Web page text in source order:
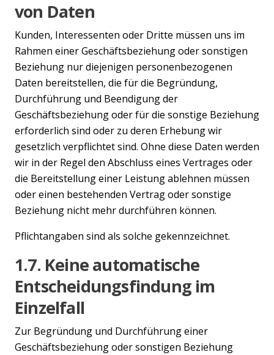
von Daten
Kunden, Interessenten oder Dritte müssen uns im
Rahmen einer Geschäftsbeziehung oder sonstigen
Beziehung nur diejenigen personenbezogenen
Daten bereitstellen, die für die Begründung,
Durchführung und Beendigung der
Geschäftsbeziehung oder für die sonstige Beziehung
erforderlich sind oder zu deren Erhebung wir
gesetzlich verpflichtet sind. Ohne diese Daten werden
wir in der Regel den Abschluss eines Vertrages oder
die Bereitstellung einer Leistung ablehnen müssen
oder einen bestehenden Vertrag oder sonstige
Beziehung nicht mehr durchführen können.
Pflichtangaben sind als solche gekennzeichnet.
1.7. Keine automatische
Entscheidungsfindung im
Einzelfall
Zur Begründung und Durchführung einer
Geschäftsbeziehung oder sonstigen Beziehung